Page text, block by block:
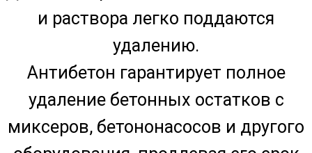
помочь в оформлении заказа на
Очиститель бетона от Antibeton.
быстрый и удобный способ получить
всю необходимую информацию и
откладывайте решение ваших задач
на потом, позвольте нашему
ассистенту сделать вашу покупку